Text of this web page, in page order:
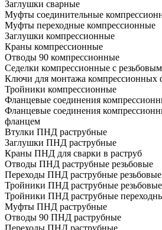
Заглушки сварные
Муфты соединительные
Муфты переходные компрессионные
Заглушки компрессионные
Краны компрессионные
Отводы 90 компрессионные
Седелки компрессионные с
Ключи для монтажа компрессионных
Тройники компрессионные
Фланцевые соединения
Фланцевые соединения
фланцем
Втулки ПНД раструбные
Заглушки ПНД раструбные
Краны ПНД для сварки в раструб
Отводы ПНД раструбные резьбовые
Переходы ПНД раструбные резьбовые
Тройники ПНД раструбные резьбовые
Тройники ПНД раструбные
Муфты ПНД раструбные
Отводы 90 ПНД раструбные